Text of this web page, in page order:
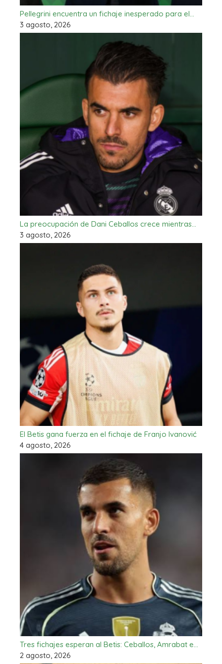
Pellegrini encuentra un fichaje inesperado para el…
3 agosto, 2026
La preocupación de Dani Ceballos crece mientras…
3 agosto, 2026
El Betis gana fuerza en el fichaje de Franjo Ivanović
4 agosto, 2026
Tres fichajes esperan al Betis: Ceballos, Amrabat e…
2 agosto, 2026